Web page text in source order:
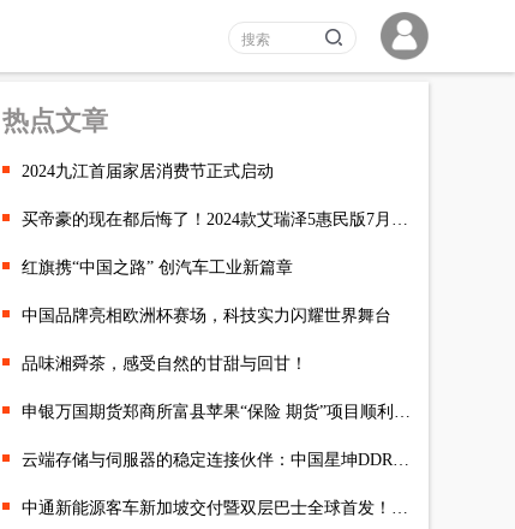
热点文章
2024九江首届家居消费节正式启动
买帝豪的现在都后悔了！2024款艾瑞泽5惠民版7月最新政策，至高70
红旗携“中国之路” 创汽车工业新篇章
中国品牌亮相欧洲杯赛场，科技实力闪耀世界舞台
品味湘舜茶，感受自然的甘甜与回甘！
申银万国期货郑商所富县苹果“保险 期货”项目顺利结项
云端存储与伺服器的稳定连接伙伴：中国星坤DDR4 DIP连接器
中通新能源客车新加坡交付暨双层巴士全球首发！跑出绿色出海“加